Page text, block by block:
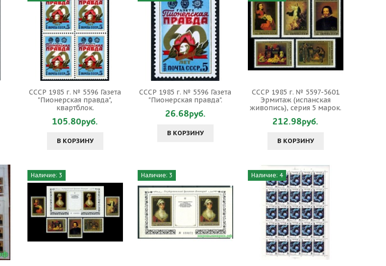
СССР 1985 г. № 5596 Газета
"Пионерская правда",
квартблок.
105.80руб.
В КОРЗИНУ
СССР 1985 г. № 5596 Газета
"Пионерская правда".
26.68руб.
В КОРЗИНУ
СССР 1985 г. № 5597-5601
Эрмитаж (испанская
живопись), серия 5 марок.
212.98руб.
В КОРЗИНУ
Наличие: 3 Наличие: 3 Наличие: 4